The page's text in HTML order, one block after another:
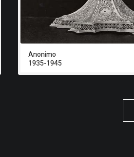
Anonimo
1935-1945